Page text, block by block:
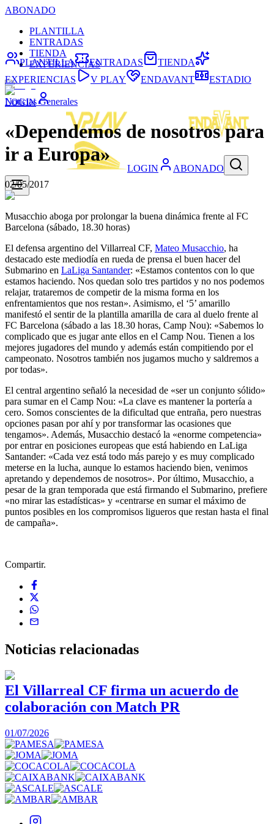
ABONADO
PLANTILLA
ENTRADAS
TIENDA
EXPERIENCIAS
LOGIN
LOGIN ABONADO
PLANTILLA ENTRADAS
TIENDA
EXPERIENCIAS
V PLAY ENDAVANT ESTADIO
Noticias Generales
«Dependemos de nosotros para
ir a Europa»
02/05/2017
Musacchio aboga por prolongar la buena dinámica frente al FC
Barcelona (sábado, 18.30 horas)
El defensa argentino del Villarreal CF, Mateo Musacchio, ha
destacado este mediodía en rueda de prensa el buen hacer del
Submarino en LaLiga Santander: «Estamos contentos con lo que
estamos haciendo. Nos quedan solo tres partidos y no nos podemos
relajar, trataremos de competir de la misma forma en los
enfrentamientos que nos restan». Asimismo, el ‘5’ amarillo
manifestó el sentir de la plantilla amarilla de cara al duelo frente al
FC Barcelona (sábado a las 18.30 horas, Camp Nou): «Sabemos lo
complicado que es jugar ante ellos en el Camp Nou. Tienen a los
mejores jugadores del mundo y además están compitiendo por el
campeonato. Nosotros también nos jugamos mucho y saldremos a
por todas».
El central argentino señaló la necesidad de «ser un conjunto sólido»
para sumar en el Camp Nou: «La clave es mantener la portería a
cero. Somos conscientes de la dificultad que entraña, pero nuestras
opciones pasan por ahí y por transformar las ocasiones que
tengamos». Además, Musacchio destacó la «enorme competencia»
por entrar en posiciones europeas que está habiendo en LaLiga
Santander: «Cada vez está todo más parejo y es muy complicado
meterse en la lucha, aunque lo estamos haciendo bien, venimos
apretando y dependemos de nosotros». Por último, Musacchio, a
pesar de la gran temporada que está firmando el Submarino, prefiere
«no mirar las estadísticas» y «centrarse en sumar el máximo de
puntos posibles en los compromisos ligueros que restan hasta el final
de campaña».
Compartir.
Noticias relacionadas
El Villarreal CF firma un acuerdo de
colaboración con Match PR
01/07/2026